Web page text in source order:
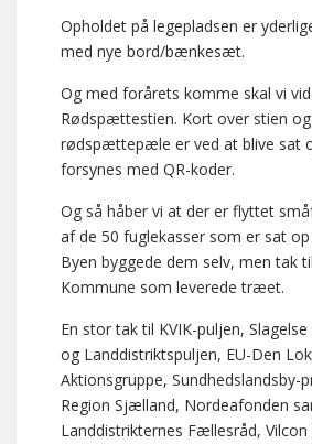
Opholdet på legepladsen er
med nye bord/bænkesæt.
Og med forårets komme skal vi
Rødspættestien. Kort over stien
rødspættepæle er ved at blive sat
forsynes med QR-koder.
Og så håber vi at der er flyttet
af de 50 fuglekasser som er sat
Byen byggede dem selv, men tak
Kommune som leverede træet.
En stor tak til KVIK-puljen,
og Landdistriktspuljen, EU-Den
Aktionsgruppe, Sundhedslandsby-
Region Sjælland, Nordeafonden
Landdistrikternes Fællesråd,